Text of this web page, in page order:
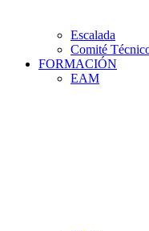
Escalada
Comité
FORMACIÓN
EAM